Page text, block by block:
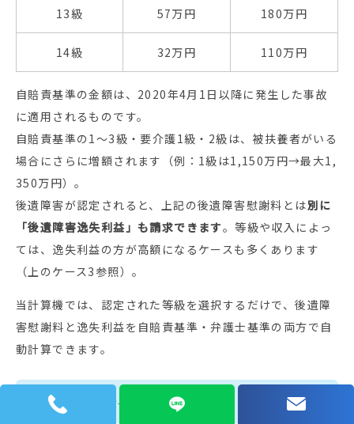
13級 57万円 180万円
14級 32万円 110万円
自賠責基準の金額は、2020年4月1日以降に発生した事故
に適用されるものです。
自賠責基準の1〜3級・要介護1級・2級は、被扶養者がいる
場合にさらに増額されます（例：1級は1,150万円→最大1,
350万円）。
後遺障害が認定されると、上記の後遺障害慰謝料とは別に
「後遺障害逸失利益」も請求できます。等級や収入によっ
ては、逸失利益の方が高額になるケースも多くあります
（上のケース3参照）。
当計算機では、認定された等級を選択するだけで、後遺障
害慰謝料と逸失利益を自賠責基準・弁護士基準の両方で自
動計算できます。
死亡慰謝料の早見表